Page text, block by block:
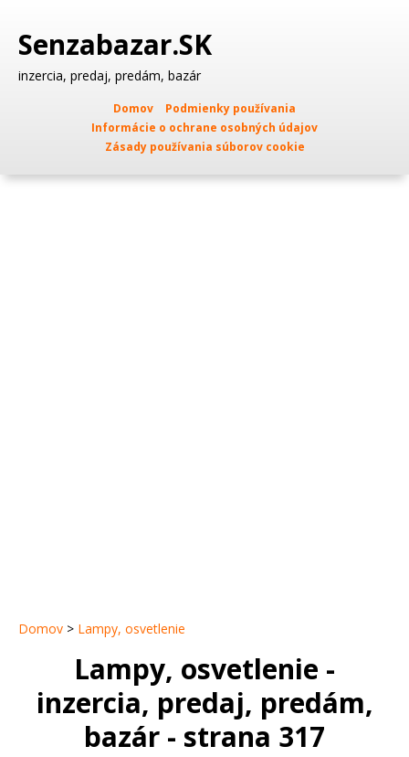
Senzabazar.SK
inzercia, predaj, predám, bazár
Domov
Podmienky používania
Informácie o ochrane osobných údajov
Zásady používania súborov cookie
Domov > Lampy, osvetlenie
Lampy, osvetlenie -
inzercia, predaj, predám,
bazár - strana 317